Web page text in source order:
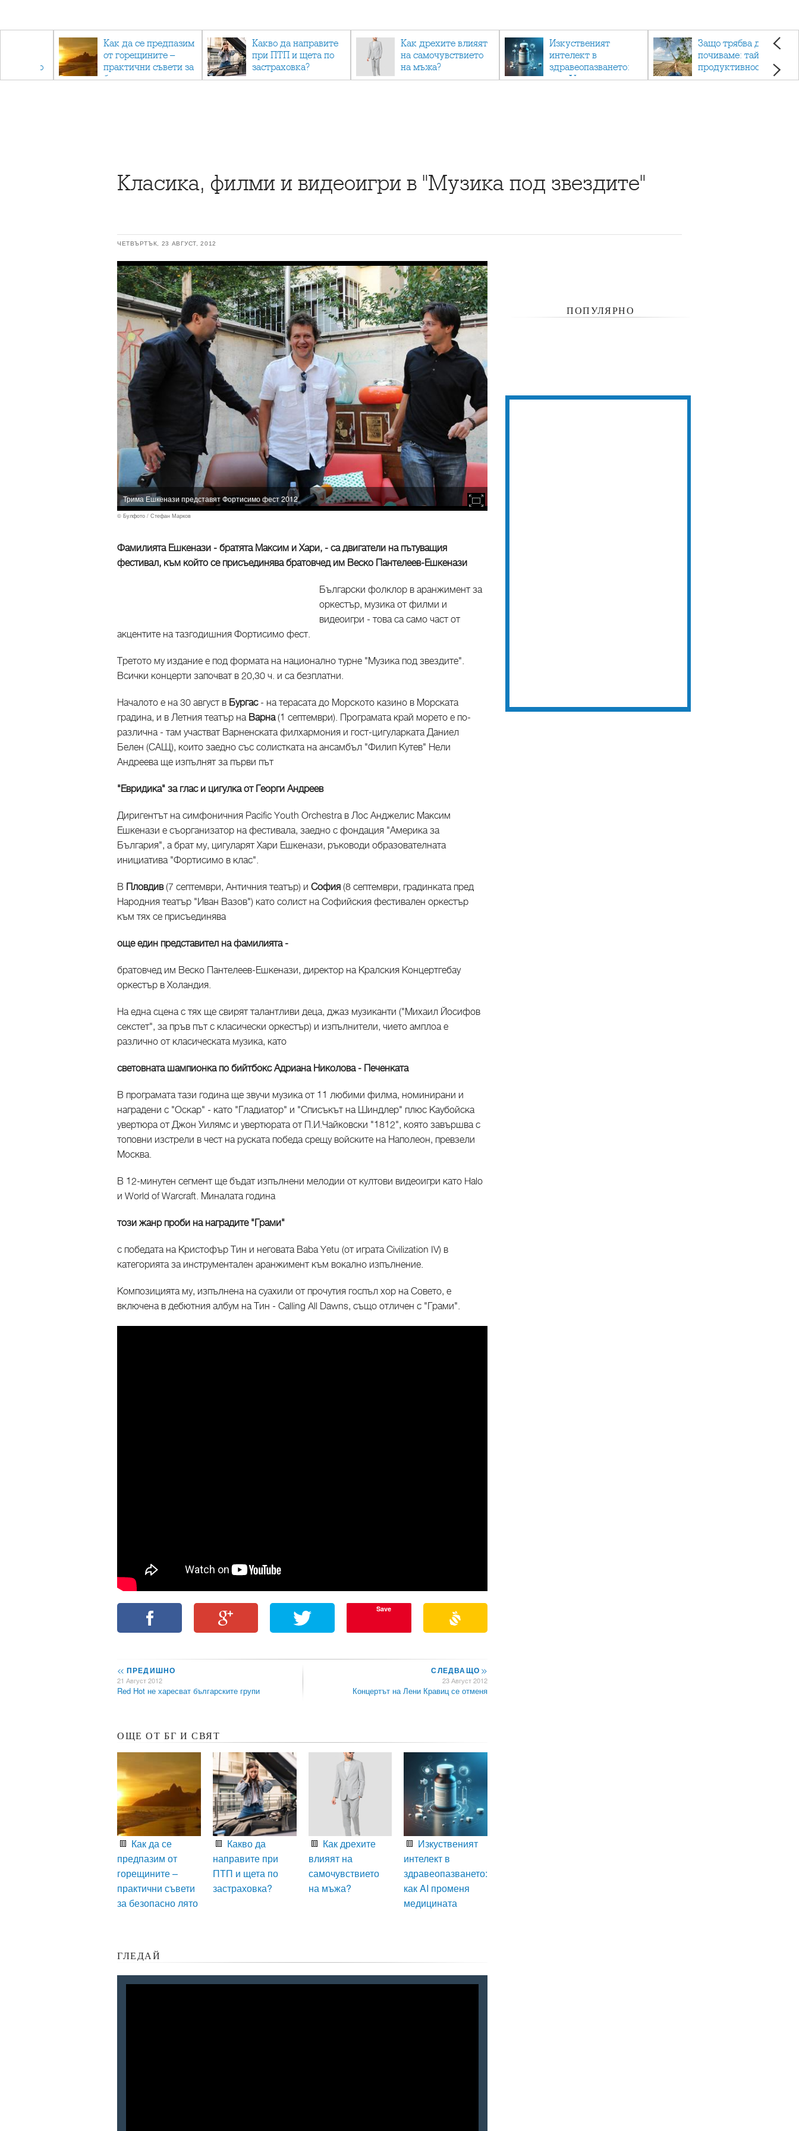
отново
Как да се предпазим
от горещините –
практични съвети за
безопасно лято
Какво да направите
при ПТП и щета по
застраховка?
Как дрехите влияят
на самочувствието
на мъжа?
Изкуственият
интелект в
здравеопазването:
как AI променя
Защо трябва да си
почиваме: тайната на
продуктивността,
здравето и добрия
Класика, филми и видеоигри в "Музика под звездите"
ЧЕТВЪРТЪК, 23 АВГУСТ, 2012
Трима Ешкенази представят Фортисимо фест 2012
© Булфото / Стефан Марков
Фамилията Ешкенази - братята Максим и Хари, - са двигатели на пътуващия
фестивал, към който се присъединява братовчед им Веско Пантелеев-Ешкенази
Български фолклор в аранжимент за
оркестър, музика от филми и
видеоигри - това са само част от
акцентите на тазгодишния Фортисимо фест.
Третото му издание е под формата на национално турне "Музика под звездите".
Всички концерти започват в 20,30 ч. и са безплатни.
Началото е на 30 август в Бургас - на терасата до Морското казино в Морската
градина, и в Летния театър на Варна(1 септември). Програмата край морето е по-
различна - там участват Варненската филхармония и гост-цигуларката Даниел
Белен (САЩ), които заедно със солистката на ансамбъл "Филип Кутев" Нели
Андреева ще изпълнят за първи път
"Евридика" за глас и цигулка от Георги Андреев
Диригентът на симфоничния Pacific Youth Orchestra в Лос Анджелис Максим
Ешкенази е съорганизатор на фестивала, заедно с фондация "Америка за
България", а брат му, цигуларят Хари Ешкенази, ръководи образователната
инициатива "Фортисимо в клас".
В Пловдив(7 септември, Античния театър) и София (8 септември, градинката пред
Народния театър "Иван Вазов") като солист на Софийския фестивален оркестър
към тях се присъединява
още един представител на фамилията -
братовчед им Веско Пантелеев-Ешкенази, директор на Кралския Концертгебау
оркестър в Холандия.
На една сцена с тях ще свирят талантливи деца, джаз музиканти ("Михаил Йосифов
секстет", за пръв път с класически оркестър) и изпълнители, чието амплоа е
различно от класическата музика, като
световната шампионка по бийтбокс Адриана Николова - Печенката
В програмата тази година ще звучи музика от 11 любими филма, номинирани и
наградени с "Оскар" - като "Гладиатор" и "Списъкът на Шиндлер" плюс Каубойска
увертюра от Джон Уилямс и увертюрата от П.И.Чайковски "1812", която завършва с
топовни изстрели в чест на руската победа срещу войските на Наполеон, превзели
Москва.
В 12-минутен сегмент ще бъдат изпълнени мелодии от култови видеоигри като Halo
и World of Warcraft. Миналата година
този жанр проби на наградите "Грами"
с победата на Кристофър Тин и неговата Baba Yetu (от играта Civilization IV) в
категорията за инструментален аранжимент към вокално изпълнение.
Композицията му, изпълнена на суахили от прочутия госпъл хор на Совето, е
включена в дебютния албум на Тин - Calling All Dawns, също отличен с "Грами".
Save
<< ПРЕДИШНО
21 Август 2012
Red Hot не харесват българските групи
СЛЕДВАЩО>>
23 Август 2012
Концертът на Лени Кравиц се отменя
ОЩЕ ОТ БГ И СВЯТ
Как да се
предпазим от
горещините –
практични съвети
за безопасно лято
Какво да
направите при
ПТП и щета по
застраховка?
Как дрехите
влияят на
самочувствието
на мъжа?
Изкуственият
интелект в
здравеопазването:
как AI променя
медицината
ГЛЕДАЙ
ПОПУЛЯРНО